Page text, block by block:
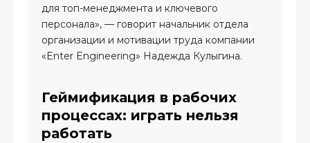
для топ-менеджмента и ключевого
персонала», — говорит начальник отдела
организации и мотивации труда компании
«Enter Engineering» Надежда Кулыгина.
Геймификация в рабочих
процессах: играть нельзя
работать